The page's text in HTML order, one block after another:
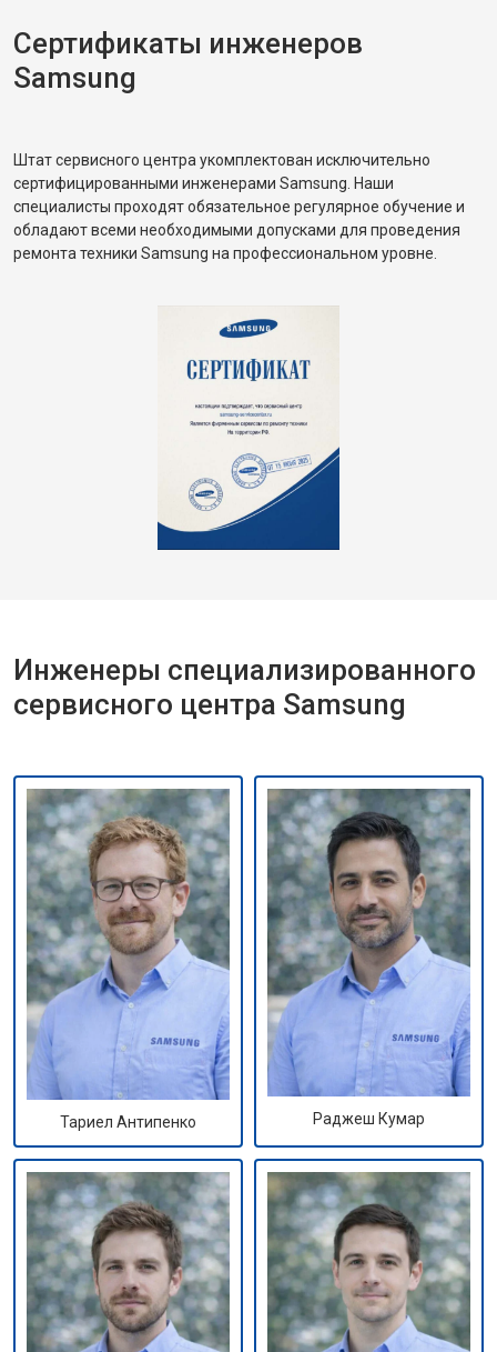
Сертификаты инженеров
Samsung
Штат сервисного центра укомплектован исключительно
сертифицированными инженерами Samsung. Наши
специалисты проходят обязательное регулярное обучение и
обладают всеми необходимыми допусками для проведения
ремонта техники Samsung на профессиональном уровне.
Инженеры специализированного
сервисного центра Samsung
Тариел Антипенко Раджеш Кумар